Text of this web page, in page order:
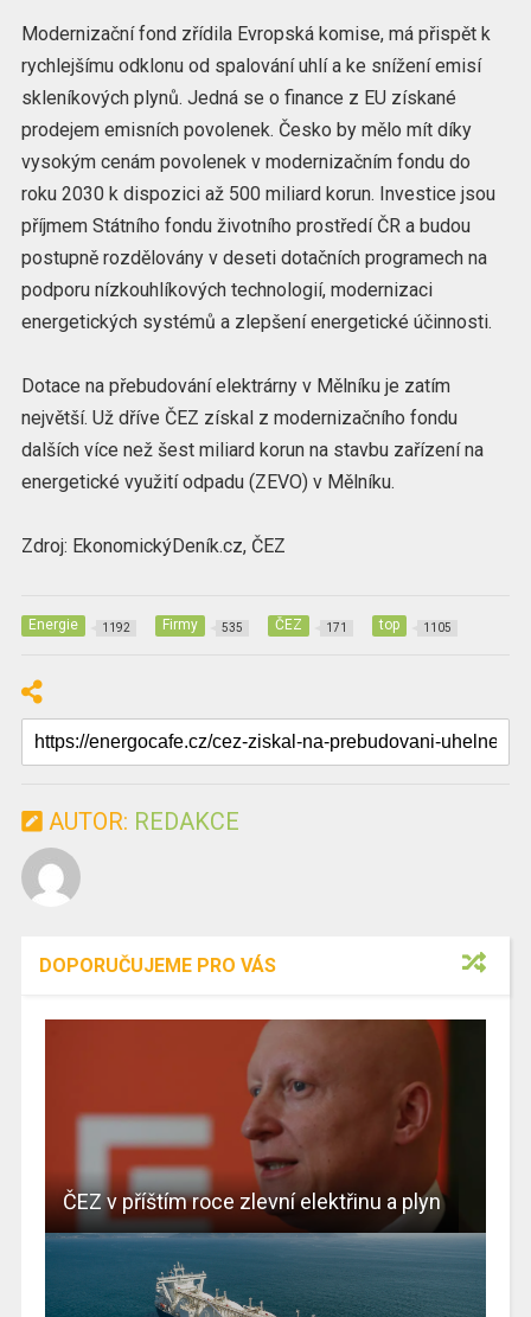
Modernizační fond zřídila Evropská komise, má přispět k
rychlejšímu odklonu od spalování uhlí a ke snížení emisí
skleníkových plynů. Jedná se o finance z EU získané
prodejem emisních povolenek. Česko by mělo mít díky
vysokým cenám povolenek v modernizačním fondu do
roku 2030 k dispozici až 500 miliard korun. Investice jsou
příjmem Státního fondu životního prostředí ČR a budou
postupně rozdělovány v deseti dotačních programech na
podporu nízkouhlíkových technologií, modernizaci
energetických systémů a zlepšení energetické účinnosti.
Dotace na přebudování elektrárny v Mělníku je zatím
největší. Už dříve ČEZ získal z modernizačního fondu
dalších více než šest miliard korun na stavbu zařízení na
energetické využití odpadu (ZEVO) v Mělníku.
Zdroj: EkonomickýDeník.cz, ČEZ
Energie 1192 Firmy 535 ČEZ 171 top 1105
AUTOR: REDAKCE
DOPORUČUJEME PRO VÁS
ČEZ v příštím roce zlevní elektřinu a plyn